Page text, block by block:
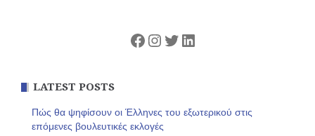
Facebook
Instagram
Twitter
Linkedin
LATEST POSTS
Πώς θα ψηφίσουν οι Έλληνες του εξωτερικού στις
επόμενες βουλευτικές εκλογές